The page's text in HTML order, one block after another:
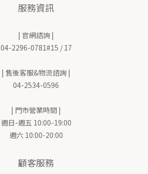
服務資訊
| 官網諮詢 |
04-2296-0781#15 / 17
| 售後客服&物流諮詢 |
04-2534-0596
| 門市營業時間 |
週日-週五 10:00-19:00
週六 10:00-20:00
顧客服務